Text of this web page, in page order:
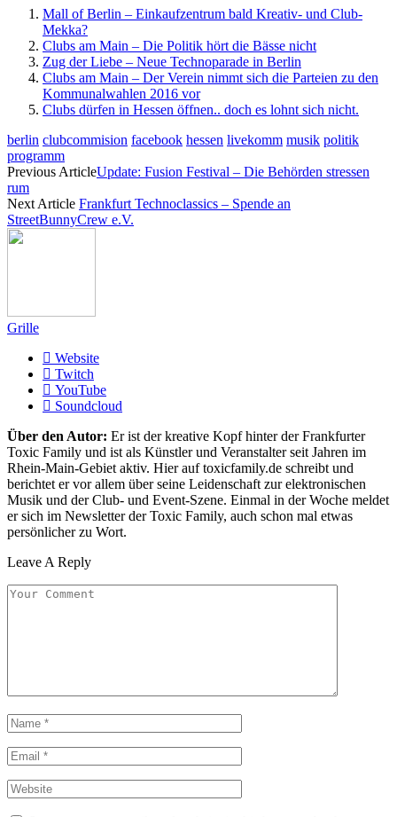
Mall of Berlin – Einkaufzentrum bald Kreativ- und Club-
Mekka?
Clubs am Main – Die Politik hört die Bässe nicht
Zug der Liebe – Neue Technoparade in Berlin
Clubs am Main – Der Verein nimmt sich die Parteien zu den
Kommunalwahlen 2016 vor
Clubs dürfen in Hessen öffnen.. doch es lohnt sich nicht.
berlin clubcommision facebook hessen livekomm musik politik
programm
Previous ArticleUpdate: Fusion Festival – Die Behörden stressen
rum
Next Article Frankfurt Technoclassics – Spende an
StreetBunnyCrew e.V.
Grille
Website
Twitch
YouTube
Soundcloud
Über den Autor: Er ist der kreative Kopf hinter der Frankfurter
Toxic Family und ist als Künstler und Veranstalter seit Jahren im
Rhein-Main-Gebiet aktiv. Hier auf toxicfamily.de schreibt und
berichtet er vor allem über seine Leidenschaft zur elektronischen
Musik und der Club- und Event-Szene. Einmal in der Woche meldet
er sich im Newsletter der Toxic Family, auch schon mal etwas
persönlicher zu Wort.
Leave A Reply